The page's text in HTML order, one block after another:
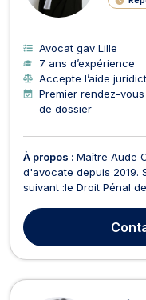
Avocat gav Lille
7 ans d’expérience
Accepte l’aide
Premier rendez-
de dossier
À propos : Maître Aude
d'avocate depuis 2019.
suivant :le Droit Pénal
Educative devant le
a exercé dans des